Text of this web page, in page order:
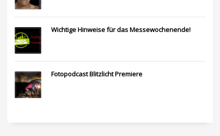
Wichtige Hinweise für das Messewochenende!
Fotopodcast Blitzlicht Premiere